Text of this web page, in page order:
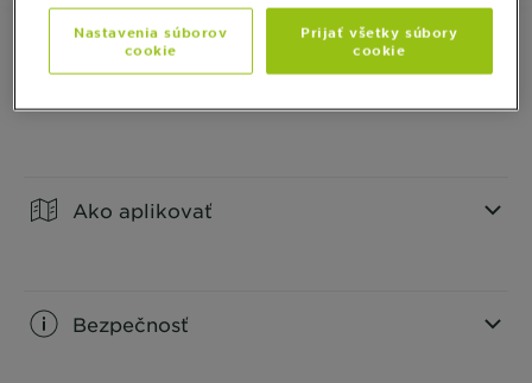
Ako aplikovať
Bezpečnosť
Nastavenia súborov
cookie
Prijať všetky súbory
cookie